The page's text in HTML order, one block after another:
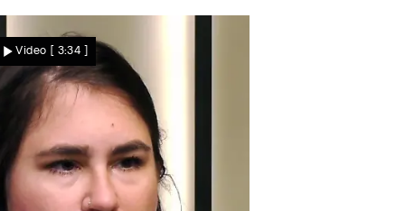
Bekommt der Stuntman
sein Happy End mit
Jasmin?
Video [ 3:34 ]